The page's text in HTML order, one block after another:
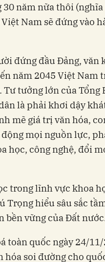
năm nữa thôi
Nam sẽ đứng vào
đứng đầu Đảng, văn
năm 2045 Việt Nam
tưởng lớn của
là phải khơi dậy
mẽ giá trị văn hóa,
mọi nguồn lực,
học, công nghệ, đổi
trong lĩnh vực khoa
Trọng hiểu sâu sắc
bền vững của Đất
toàn quốc ngày 24/
hóa soi đường cho